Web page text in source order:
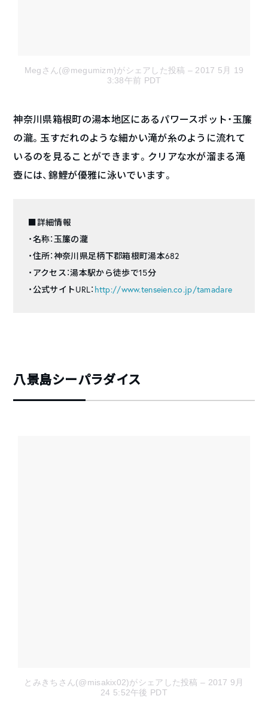
Megさん(@megumizm)がシェアした投稿 – 2017 5月 19
3:38午前 PDT
神奈川県箱根町の湯本地区にあるパワースポット・玉簾
の瀧。玉すだれのような細かい滝が糸のように流れて
いるのを見ることができます。クリアな水が溜まる滝
壺には、錦鯉が優雅に泳いでいます。
■詳細情報
・名称：玉簾の瀧
・住所：神奈川県足柄下郡箱根町湯本682
・アクセス：湯本駅から徒歩で15分
・公式サイトURL： http://www.tenseien.co.jp/tamadare
八景島シーパラダイス
とみきちさん(@misakix02)がシェアした投稿 – 2017 9月
24 5:52午後 PDT